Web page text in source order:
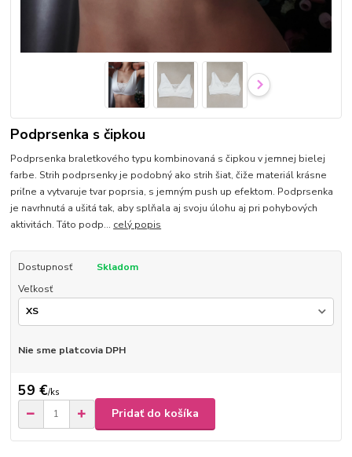
Podprsenka s čipkou
Podprsenka braletkového typu kombinovaná s čipkou v jemnej bielej
farbe. Strih podprsenky je podobný ako strih šiat, čiže materiál krásne
priľne a vytvaruje tvar poprsia, s jemným push up efektom. Podprsenka
je navrhnutá a ušitá tak, aby splňala aj svoju úlohu aj pri pohybových
aktivitách. Táto podp... celý popis
Dostupnosť
Skladom
Veľkosť
Nie sme platcovia DPH
59 €/ks
Pridať do košíka